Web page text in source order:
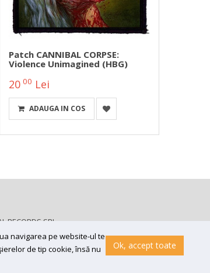
Patch CANNIBAL CORPSE:
Violence Unimagined (HBG)
20 00 Lei
ADAUGA IN COS
navigarea pe website-ul te
de tip cookie, însă nu
Ok, accept toate
RECORDS SRL
1989 nr 43, in curte la Neuromed,